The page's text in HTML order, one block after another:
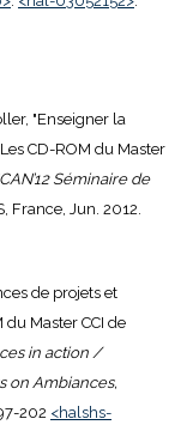
"Enseigner la
CD-ROM du Master
Séminaire de
France, Jun. 2012.
de projets et
Master CCI de
in action /
on Ambiances,
202 <halshs-